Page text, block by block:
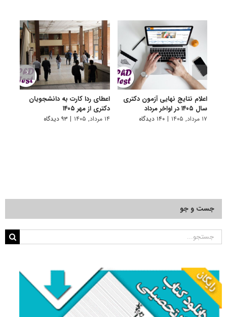
اعلام نتایج نهایی آزمون دکتری
سال ۱۴۰۵ در اواخر مرداد
۱۷ مرداد, ۱۴۰۵ | ۱۴۰ دیدگاه
اعطای ردا کارت به دانشجویان
دکتری از مهر ۱۴۰۵
۱۴ مرداد, ۱۴۰۵ | ۹۳ دیدگاه
جست و جو
جستجو